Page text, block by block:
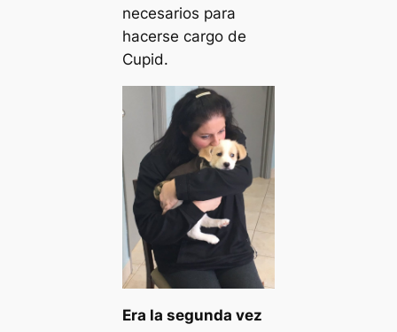
necesarios para
hacerse cargo de
Cupid.
Era la segunda vez